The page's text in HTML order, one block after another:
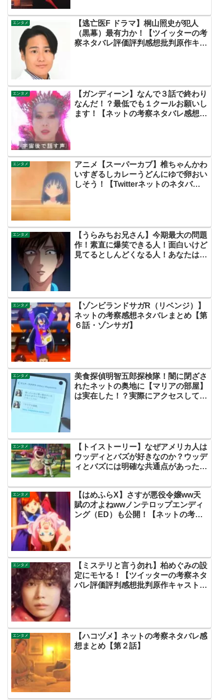
エンタメ
【逃亡医F ドラマ】桐山照史が犯人
（黒幕）最有力か！【ツイッターの考
察ネタバレ評価評判感想批判原作キャ
エンタメ
【ガンディーン】なんで３話で終わり
なんだ！？最低でも１クールお願いし
ます！【ネットの考察ネタバレ感想ま
エンタメ
アニメ【スーパーカブ】椎ちゃんかわ
いすぎるしカレーうどんにゆで卵おい
しそう！【Twitterネットのネタバレ
エンタメ
【うらみちお兄さん】今期最大の問題
作！素直に爆笑できる人！面白いけど
見てるとしんどくなる人！あなたはど
エンタメ
【ゾンビランドサガR（リベンジ）】
ネットの考察感想ネタバレまとめ【第
６話・ゾンサガ】
エンタメ
美食探偵明智五郎探検隊！闇に閉ざさ
れたネットの奥地に【マリアの部屋】
は実在した！？実際にアクセスしてみ
エンタメ
【トイストーリー】なぜアメリカ人は
ウッディとバズが好きなのか？ウッデ
ィとバズには明確な共通点があった！
介！
エンタメ
【はめふらX】さすが悪役令嬢ww天
賦の才よねwwノンテロップエンディ
ング（ED）も公開！【ネットの考察
エンタメ
【ミステリと言う勿れ】柏めぐみの設
定にモヤる！【ツイッターの考察ネタ
バレ評価評判感想批判原作キャスト脚
エンタメ
【ハコヅメ】ネットの考察ネタバレ感
想まとめ【第２話】